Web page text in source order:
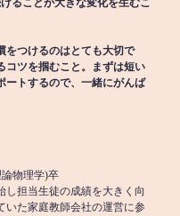
ることが大きな変化を生むこ
をつけるのはとても大切で
コツを掴むこと。まずは短い
ートするので、一緒にがんば
物理学)卒
し担当生徒の成績を大きく向
いた家庭教師会社の運営に参